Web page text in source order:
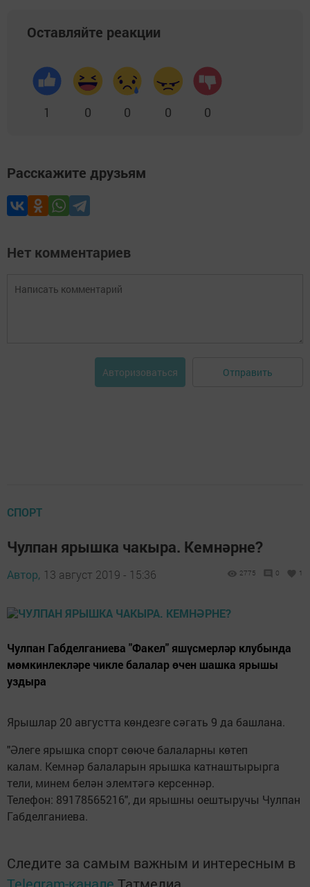
Оставляйте реакции
1 0 0 0 0
Расскажите друзьям
Нет комментариев
Авторизоваться Отправить
СПОРТ
Чулпан ярышка чакыра. Кемнәрне?
Автор, 13 август 2019 - 15:36 2775 0 1
Чулпан Габделганиева "Факел" яшүсмерләр клубында
мөмкинлекләре чикле балалар өчен шашка ярышы
уздыра
Ярышлар 20 августта көндезге сәгать 9 да башлана.
"Әлеге ярышка спорт сөюче балаларны көтеп
калам. Кемнәр балаларын ярышка катнаштырырга
тели, минем белән элемтәгә керсеннәр.
Телефон: 89178565216", ди ярышны оештыручы Чулпан
Габделганиева.
Следите за самым важным и интересным в